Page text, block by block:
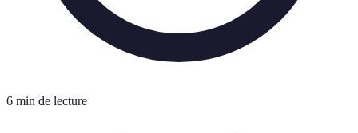
6 min de lecture